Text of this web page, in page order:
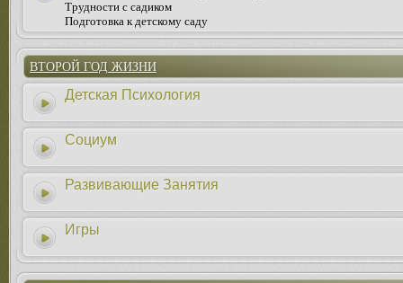
Трудности с садиком
Подготовка к детскому саду
ВТОРОЙ ГОД ЖИЗНИ
Детская Психология
Социум
Развивающие Занятия
Игры